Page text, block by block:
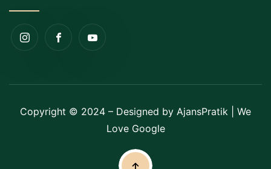
Copyright © 2024 – Designed by AjansPratik | We
Love Google